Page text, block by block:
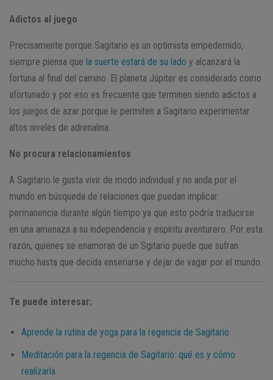
Adictos al juego
Precisamente porque Sagitario es un optimista empedernido,
siempre piensa que la suerte estará de su lado y alcanzará la
fortuna al final del camino. El planeta Júpiter es considerado como
afortunado y por eso es frecuente que terminen siendo adictos a
los juegos de azar porque le permiten a Sagitario experimentar
altos niveles de adrenalina.
No procura relacionamientos
A Sagitario le gusta vivir de modo individual y no anda por el
mundo en búsqueda de relaciones que puedan implicar
permanencia durante algún tiempo ya que esto podría traducirse
en una amenaza a su independencia y espíritu aventurero. Por esta
razón, quienes se enamoran de un Sgitario puede que sufran
mucho hasta que decida enseriarse y dejar de vagar por el mundo.
Te puede interesar:
Aprende la rutina de yoga para la regencia de Sagitario
Meditación para la regencia de Sagitario: qué es y cómo
realizarla